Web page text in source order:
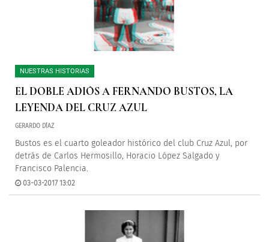
NUESTRAS HISTORIAS
EL DOBLE ADIÓS A FERNANDO BUSTOS, LA
LEYENDA DEL CRUZ AZUL
GERARDO DÍAZ
Bustos es el cuarto goleador histórico del club Cruz Azul, por
detrás de Carlos Hermosillo, Horacio López Salgado y
Francisco Palencia.
03-03-2017 13:02